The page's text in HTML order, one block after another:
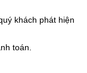
khách phát hiện
toán.